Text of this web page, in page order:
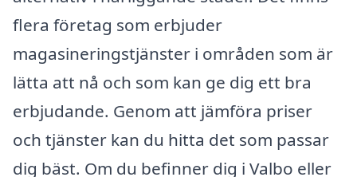
flera företag som erbjuder
magasineringstjänster i områden som är
lätta att nå och som kan ge dig ett bra
erbjudande. Genom att jämföra priser
och tjänster kan du hitta det som passar
dig bäst. Om du befinner dig i Valbo eller